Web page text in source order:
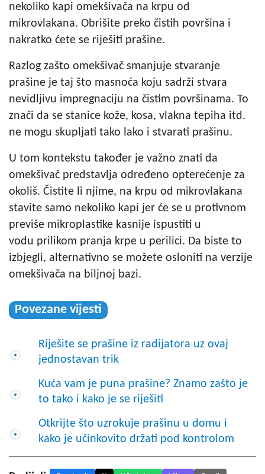
nekoliko kapi omekšivača na krpu od
mikrovlakana. Obrišite preko čistih površina i
nakratko ćete se riješiti prašine.
Razlog zašto omekšivač smanjuje stvaranje
prašine je taj što masnoća koju sadrži stvara
nevidljivu impregnaciju na čistim površinama. To
znači da se stanice kože, kosa, vlakna tepiha itd.
ne mogu skupljati tako lako i stvarati prašinu.
U tom kontekstu također je važno znati da
omekšivač predstavlja određeno opterećenje za
okoliš. Čistite li njime, na krpu od mikrovlakana
stavite samo nekoliko kapi jer će se u protivnom
previše mikroplastike kasnije ispustiti u
vodu prilikom pranja krpe u perilici. Da biste to
izbjegli, alternativno se možete osloniti na verzije
omekšivača na biljnoj bazi.
Povezane vijesti
Riješite se prašine iz radijatora uz ovaj
jednostavan trik
Kuća vam je puna prašine? Znamo zašto je
to tako i kako je se riješiti
Otkrijte što uzrokuje prašinu u domu i
kako je učinkovito držati pod kontrolom